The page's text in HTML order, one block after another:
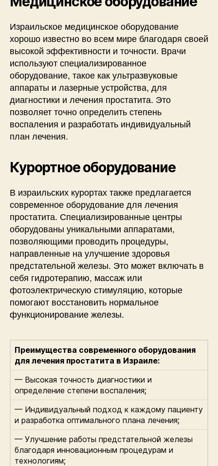
Израильское медицинское оборудование
хорошо известно во всем мире благодаря своей
высокой эффективности и точности. Врачи
используют специализированное
оборудование, такое как ультразвуковые
аппараты и лазерные устройства, для
диагностики и лечения простатита. Это
позволяет точно определить степень
воспаления и разработать индивидуальный
план лечения.
Курортное оборудование
В израильских курортах также предлагается
современное оборудование для лечения
простатита. Специализированные центры
оборудованы уникальными аппаратами,
позволяющими проводить процедуры,
направленные на улучшение здоровья
предстательной железы. Это может включать в
себя гидротерапию, массаж или
фотоэлектрическую стимуляцию, которые
помогают восстановить нормальное
функционирование железы.
Преимущества современного оборудования
для лечения простатита в Израиле:
— Высокая точность диагностики и
определение степени воспаления;
— Индивидуальный подход к каждому пациенту
и разработка оптимального плана лечения;
— Улучшение работы предстательной железы
благодаря инновационным процедурам и
технологиям;